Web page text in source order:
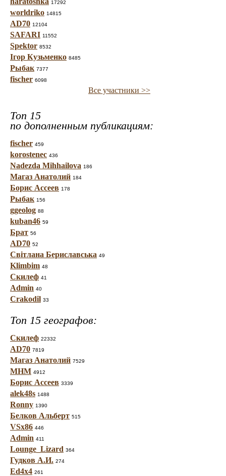
17292
worldriko 14815
AD70 12104
SAFARI 11552
Spektor 8532
Ігор Кузьменко 8485
Рыбак 7377
fischer 6098
Все участники >>
Топ 15
по дополненным публикациям:
fischer 459
korostenec 436
Nadezda Mihhailova 186
Магаз Анатолий 184
Борис Ассеев 178
Рыбак 156
ggeolog 88
kuban46 59
Брат 56
AD70 52
Світлана Бериславська 49
Klimbim 48
Скилеф 41
Admin 40
Crakodil 33
Топ 15 географов:
Скилеф 22332
AD70 7819
Магаз Анатолий 7529
МНМ 4912
Борис Ассеев 3339
alek48s 1488
Ronny 1390
Белков Альберт 515
VSx86 446
Admin 411
Lounge_Lizard 364
Гудков А.И. 274
Ed4x4 261